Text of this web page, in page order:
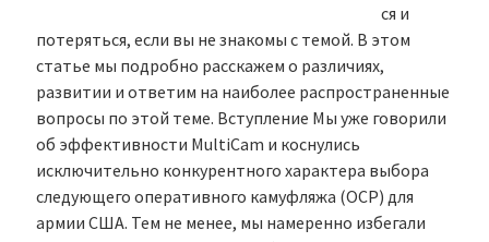
ся и
потеряться, если вы не знакомы с темой. В этом
статье мы подробно расскажем о различиях,
развитии и ответим на наиболее распространенные
вопросы по этой теме. Вступление Мы уже говорили
об эффективности MultiCam и коснулись
исключительно конкурентного характера выбора
следующего оперативного камуфляжа (OCP) для
армии США. Тем не менее, мы намеренно избегали